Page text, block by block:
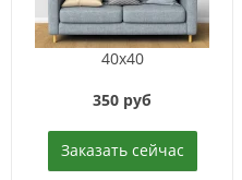
40x40
350 руб
Заказать сейчас